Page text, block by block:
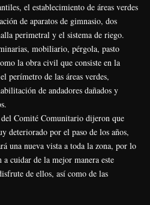
el establecimiento de áreas verdes
de aparatos de gimnasio, dos
perimetral y el sistema de riego.
mobiliario, pérgola, pasto
la obra civil que consiste en la
perímetro de las áreas verdes,
de andadores dañados y
Comité Comunitario dijeron que
deteriorado por el paso de los años,
una nueva vista a toda la zona, por lo
cuidar de la mejor manera este
de ellos, así como de las